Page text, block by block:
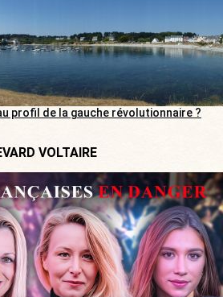
profil de la gauche révolutionnaire ?
VOLTAIRE